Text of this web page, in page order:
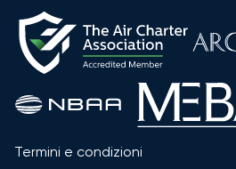
Termini e condizioni